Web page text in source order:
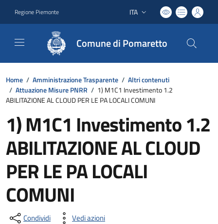
Regione Piemonte Lingua attiva:
ITA
Comune di Pomaretto
Home / Amministrazione Trasparente / Altri contenuti
/ Attuazione Misure PNRR / 1) M1C1 Investimento 1.2
ABILITAZIONE AL CLOUD PER LE PA LOCALI COMUNI
1) M1C1 Investimento 1.2
ABILITAZIONE AL CLOUD
PER LE PA LOCALI
COMUNI
Condividi Vedi azioni